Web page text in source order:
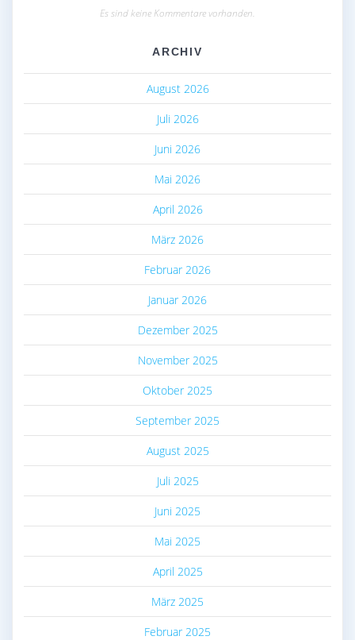
Es sind keine Kommentare vorhanden.
ARCHIV
August 2026
Juli 2026
Juni 2026
Mai 2026
April 2026
März 2026
Februar 2026
Januar 2026
Dezember 2025
November 2025
Oktober 2025
September 2025
August 2025
Juli 2025
Juni 2025
Mai 2025
April 2025
März 2025
Februar 2025